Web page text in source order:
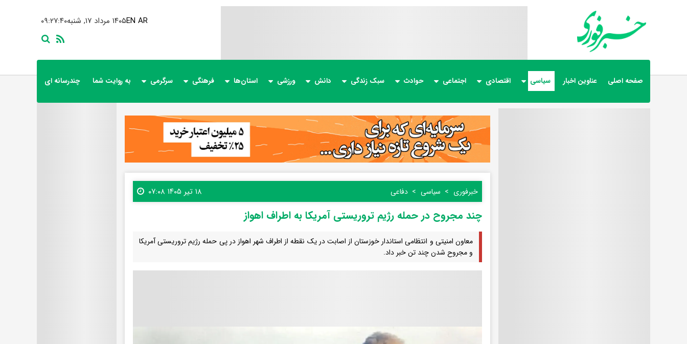
۰۹:۲۷:۴۲ ۱۴۰۵ مرداد ۱۷, شنبهEN AR
صفحه اصلی عناوین اخبار سیاسی اقتصادی اجتماعی حوادث سبک زندگی دانش ورزشی استان‌ها فرهنگی سرگرمی به روایت شما چندرسانه ای
خبرفوری سیاسی دفاعی ۱۸ تیر ۱۴۰۵ ۰۷:۰۸
چند مجروح در حمله رژیم تروریستی آمریکا به اطراف اهواز
معاون امنیتی و انتظامی استاندار خوزستان از اصابت در یک نقطه از اطراف شهر اهواز در پی حمله رژیم تروریستی آمریکا
و مجروح شدن چند تن خبر داد.